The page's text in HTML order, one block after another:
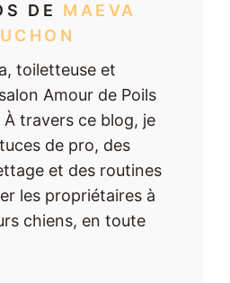
DE MAEVA
toiletteuse et
Amour de Poils
travers ce blog, je
de pro, des
et des routines
les propriétaires à
chiens, en toute